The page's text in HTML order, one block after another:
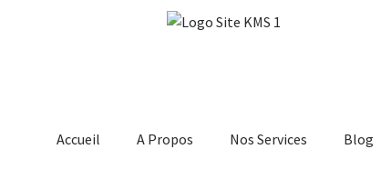
Accueil A Propos Nos Services Blog